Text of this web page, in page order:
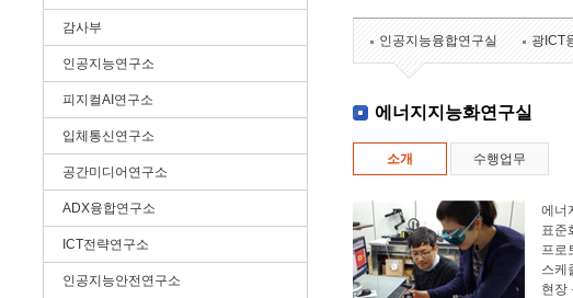
감사부
인공지능연구소
피지컬AI연구소
입체통신연구소
공간미디어연구소
ADX융합연구소
ICT전략연구소
인공지능안전연구소
인공지능융합연구실 광ICT
에너지지능화연구실
소개 수행업무
에너
표준
프로
스케
현장